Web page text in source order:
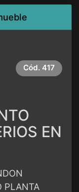
Cód. 417
EN
PLANTA